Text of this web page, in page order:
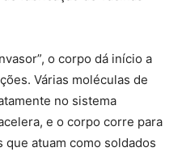
o corpo dá início a
Várias moléculas de
no sistema
e o corpo corre para
atuam como soldados